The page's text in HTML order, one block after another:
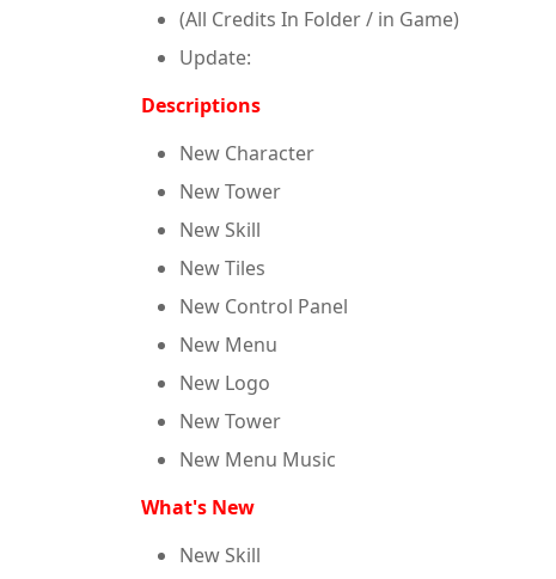
(All Credits In Folder / in Game)
Update:
Descriptions
New Character
New Tower
New Skill
New Tiles
New Control Panel
New Menu
New Logo
New Tower
New Menu Music
What's New
New Skill